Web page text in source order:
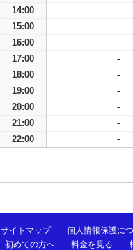
14:00
-
15:00
-
16:00
-
17:00
-
18:00
-
19:00
-
20:00
-
21:00
-
22:00
-
サイトマップ
個人情報保護に
初めての方へ
料金を見る